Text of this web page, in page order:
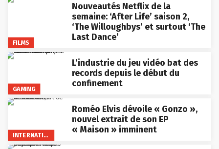
FILMS
Nouveautés Netflix de la
semaine: ‘After Life’ saison 2,
‘The Willoughbys’ et surtout ‘The
Last Dance’
GAMING
L’industrie du jeu vidéo bat des
records depuis le début du
confinement
INTERNATIONAL
Roméo Elvis dévoile « Gonzo »,
nouvel extrait de son EP
« Maison » imminent